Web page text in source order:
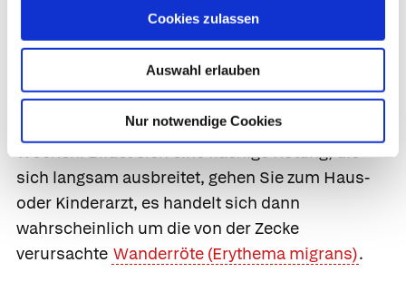
Cookies zulassen
Auswahl erlauben
Nur notwendige Cookies
Vermeiden Sie in den nächsten Tagen
körperliche Anstrengungen und beobachten Sie
die Bissstelle während der nächsten drei
Wochen. Bildet sich eine flächige Rötung, die
sich langsam ausbreitet, gehen Sie zum Haus-
oder Kinderarzt, es handelt sich dann
wahrscheinlich um die von der Zecke
verursachte Wanderröte (Erythema migrans).